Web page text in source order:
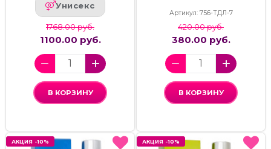
Унисекс
1768.00 руб.
1100.00 руб.
В КОРЗИНУ
Артикул: 756-ТДЛ-7
420.00 руб.
380.00 руб.
В КОРЗИНУ
АКЦИЯ -10%
АКЦИЯ -10% АКЦИЯ -10%
АКЦИЯ -10%